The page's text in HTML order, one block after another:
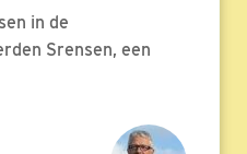
in de
Srensen, een